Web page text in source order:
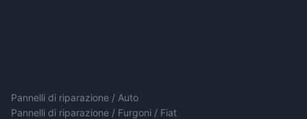
Pannelli di riparazione / Auto
Pannelli di riparazione / Furgoni / Fiat